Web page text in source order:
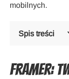
mobilnych.
Spis treści
Framer: